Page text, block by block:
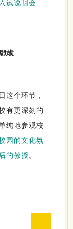
试说明会
这个环节，
有更深刻的
纯地参观校
园的文化氛
的教授。